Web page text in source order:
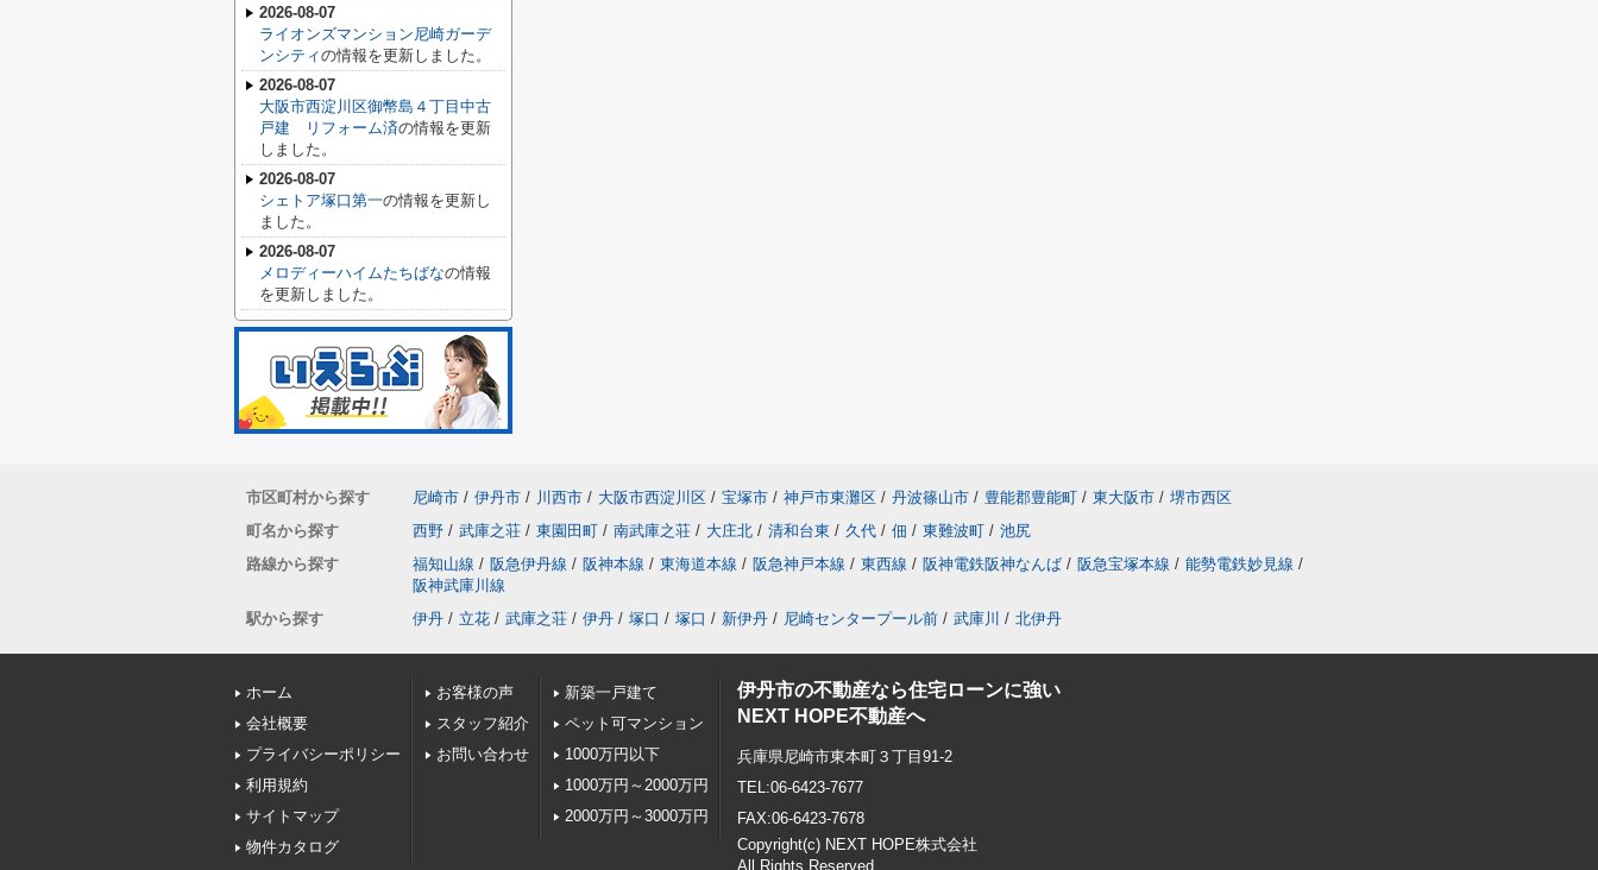
2026-08-07
ライオンズマンション尼崎ガーデ
ンシティの情報を更新しました。
2026-08-07
大阪市西淀川区御幣島４丁目中古
戸建 リフォーム済の情報を更新
しました。
2026-08-07
シェトア塚口第一の情報を更新し
ました。
2026-08-07
メロディーハイムたちばなの情報
を更新しました。
市区町村から探す 尼崎市 / 伊丹市 / 川西市 / 大阪市西淀川区 / 宝塚市 / 神戸市東灘区 / 丹波篠山市 / 豊能郡豊能町 / 東大阪市 / 堺市西区
町名から探す
西野 / 武庫之荘 / 東園田町 / 南武庫之荘 / 大庄北 / 清和台東 / 久代 / 佃 / 東難波町 / 池尻
路線から探す
福知山線 / 阪急伊丹線 / 阪神本線 / 東海道本線 / 阪急神戸本線 / 東西線 / 阪神電鉄阪神なんば / 阪急宝塚本線 / 能勢電鉄妙見線 /
阪神武庫川線
駅から探す
伊丹 / 立花 / 武庫之荘 / 伊丹 / 塚口 / 塚口 / 新伊丹 / 尼崎センタープール前 / 武庫川 / 北伊丹
ホーム
会社概要
プライバシーポリシー
利用規約
サイトマップ
物件カタログ
お客様の声
スタッフ紹介
お問い合わせ
新築一戸建て
ペット可マンション
1000万円以下
1000万円～2000万円
2000万円～3000万円
伊丹市の不動産なら住宅ローンに強い
NEXT HOPE不動産へ
兵庫県尼崎市東本町３丁目91-2
TEL:06-6423-7677
FAX:06-6423-7678
Copyright(c) NEXT HOPE株式会社
All Rights Reserved.